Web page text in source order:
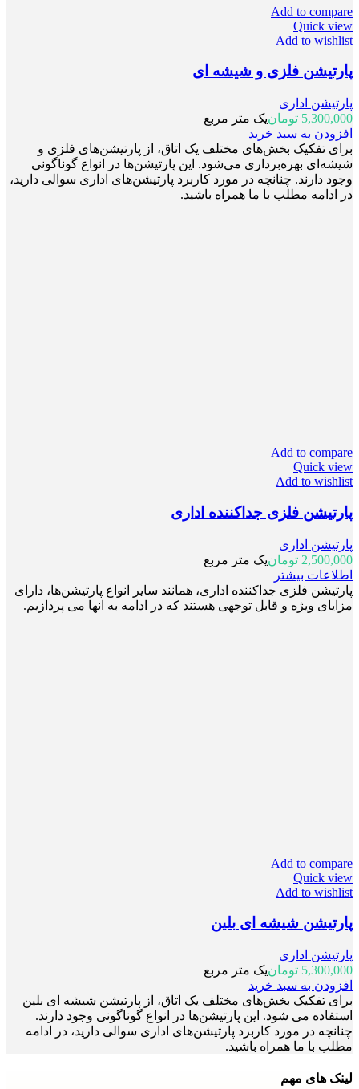
Add to compare
Quick view
Add to wishlist
پارتیشن فلزی و شیشه ای
پارتیشن اداری
5,300,000 تومانیک متر مربع
افزودن به سبد خرید
برای تفکیک بخش‌های مختلف یک اتاق، از پارتیشن‌های فلزی و
شیشه‌ای بهره‌برداری می‌شود. این پارتیشن‌ها در انواع گوناگونی
وجود دارند. چنانچه در مورد کاربرد پارتیشن‌های اداری سوالی دارید،
در ادامه مطلب با ما همراه باشید.
Add to compare
Quick view
Add to wishlist
پارتیشن فلزی جداکننده اداری
پارتیشن اداری
2,500,000 تومانیک متر مربع
اطلاعات بیشتر
پارتیشن فلزی جداکننده اداری، همانند سایر انواع پارتیشن‌ها، دارای
مزایای ویژه و قابل توجهی هستند که در ادامه به انها می پردازیم.
Add to compare
Quick view
Add to wishlist
پارتیشن شیشه ای بلین
پارتیشن اداری
5,300,000 تومانیک متر مربع
افزودن به سبد خرید
برای تفکیک بخش‌های مختلف یک اتاق، از پارتیشن شیشه ای بلین
استفاده می شود. این پارتیشن‌ها در انواع گوناگونی وجود دارند.
چنانچه در مورد کاربرد پارتیشن‌های اداری سوالی دارید، در ادامه
مطلب با ما همراه باشید.
لینک های مهم